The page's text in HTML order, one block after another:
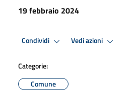
19 febbraio 2024
Condividi Vedi azioni
Categorie:
Comune